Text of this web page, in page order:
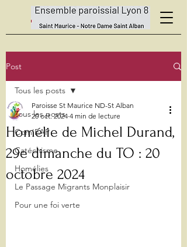
Post
Tous les posts
Com'EAP
Catéchisme
Homélies
Le Passage Migrants Monplaisir
Pour une foi verte
Tous les posts
Homélie de Michel Durand,
29e dimanche du TO : 20
octobre 2024
Paroisse St Maurice ND-St Alban
20 oct. 2024 4 min de lecture